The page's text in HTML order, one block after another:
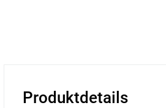
Produktdetails